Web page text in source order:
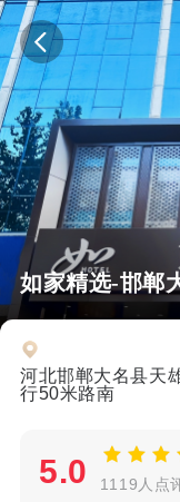
如家精选-邯郸
河北邯郸大名县天
行50米路南
5.0 1119人点